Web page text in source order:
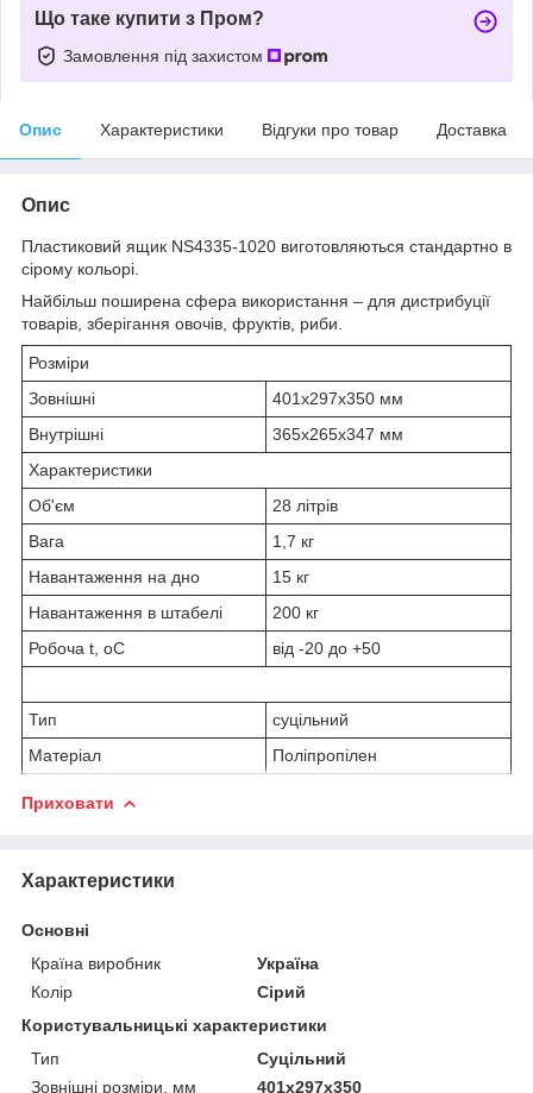
Що таке купити з Пром?
Замовлення під захистом
Опис Характеристики Відгуки про товар Доставка
Опис
Пластиковий ящик NS4335-1020 виготовляються стандартно в
сірому кольорі.
Найбільш поширена сфера використання – для дистрибуції
товарів, зберігання овочів, фруктів, риби.
Розміри
Зовнішні
401х297х350 мм
Внутрішні
365x265x347 мм
Характеристики
Об'єм
28 літрів
Вага
1,7 кг
Навантаження на дно
15 кг
Навантаження в штабелі
200 кг
Робоча t, oС від -20 до +50
Тип
суцільний
Матеріал
Поліпропілен
Приховати
Характеристики
Основні
Країна виробник
Україна
Колір
Сірий
Користувальницькі характеристики
Тип
Суцільний
Зовнішні розміри, мм
401х297х350